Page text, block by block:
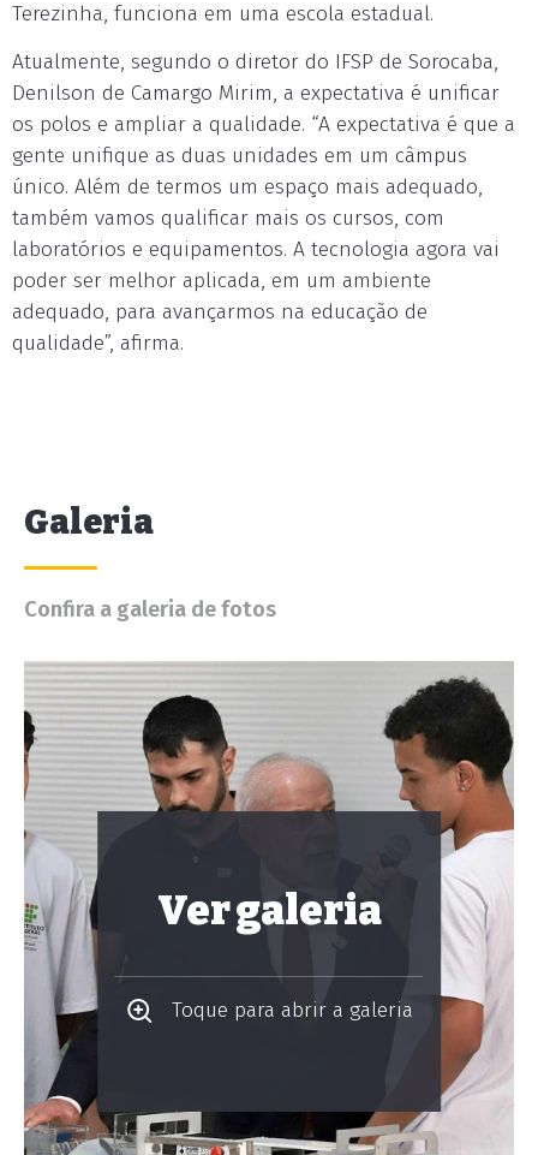
Terezinha, funciona em uma escola estadual.
Atualmente, segundo o diretor do IFSP de Sorocaba,
Denilson de Camargo Mirim, a expectativa é unificar
os polos e ampliar a qualidade. “A expectativa é que a
gente unifique as duas unidades em um câmpus
único. Além de termos um espaço mais adequado,
também vamos qualificar mais os cursos, com
laboratórios e equipamentos. A tecnologia agora vai
poder ser melhor aplicada, em um ambiente
adequado, para avançarmos na educação de
qualidade”, afirma.
Galeria
Confira a galeria de fotos
Ver galeria
Toque para abrir a galeria